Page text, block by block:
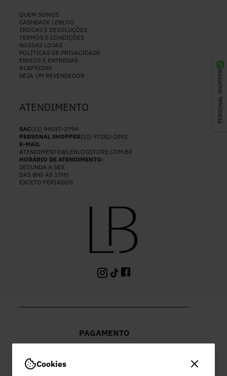
Cookies
PERSONAL SHOPPER
QUEM SOMOS
CASHBACK LEBLOG
TROCAS E DEVOLUÇÕES
TERMOS E CONDIÇÕES
NOSSAS LOJAS
POLÍTICAS DE PRIVACIDADE
ENVIOS E ENTREGAS
#LBFRIDAY
SEJA UM REVENDEDOR
ATENDIMENTO
SAC(11) 94037-2794
PERSONAL SHOPPER(11) 97282-2892
E-MAIL
ATENDIMENTO@LEBLOGSTORE.COM.BR
HORÁRIO DE ATENDIMENTO:
SEGUNDA A SEX
DAS 8HS ÀS 17HS
EXCETO FERIADOS
PAGAMENTO